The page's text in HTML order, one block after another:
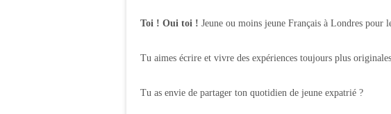
Toi ! Oui toi ! Jeune ou moins jeune Français à Londres pour
Tu aimes écrire et vivre des expériences toujours plus
Tu as envie de partager ton quotidien de jeune expatrié ?